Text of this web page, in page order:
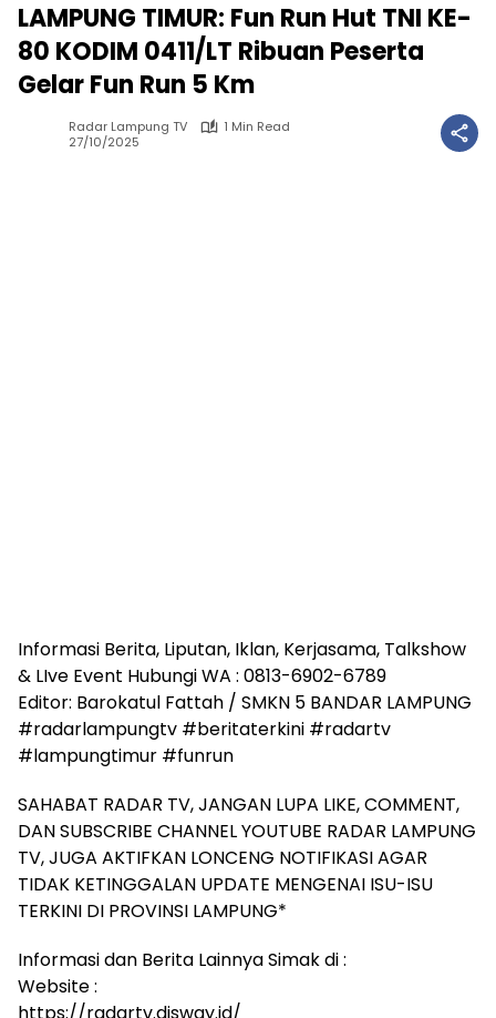
LAMPUNG TIMUR: Fun Run Hut TNI KE-
80 KODIM 0411/LT Ribuan Peserta
Gelar Fun Run 5 Km
Radar Lampung TV
1 Min Read
27/10/2025
Informasi Berita, Liputan, Iklan, Kerjasama, Talkshow
& LIve Event Hubungi WA : 0813-6902-6789
Editor: Barokatul Fattah / SMKN 5 BANDAR LAMPUNG
#radarlampungtv #beritaterkini #radartv
#lampungtimur #funrun
SAHABAT RADAR TV, JANGAN LUPA LIKE, COMMENT,
DAN SUBSCRIBE CHANNEL YOUTUBE RADAR LAMPUNG
TV, JUGA AKTIFKAN LONCENG NOTIFIKASI AGAR
TIDAK KETINGGALAN UPDATE MENGENAI ISU-ISU
TERKINI DI PROVINSI LAMPUNG*
Informasi dan Berita Lainnya Simak di :
Website :